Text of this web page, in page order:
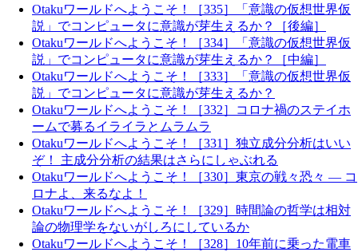
Otakuワールドへようこそ！［335］「意識の仮想世界仮
説」でコンピュータに意識が芽生えるか？［後編］
Otakuワールドへようこそ！［334］「意識の仮想世界仮
説」でコンピュータに意識が芽生えるか？［中編］
Otakuワールドへようこそ！［333］「意識の仮想世界仮
説」でコンピュータに意識が芽生えるか？
Otakuワールドへようこそ！［332］コロナ禍のステイホ
ームで募るイライラとムラムラ
Otakuワールドへようこそ！［331］独立成分分析はいい
ぞ！ 主成分分析の結果はさらにしゃぶれる
Otakuワールドへようこそ！［330］東京の戦々恐々 ― コ
ロナよ、来るなよ！
Otakuワールドへようこそ！［329］時間論の哲学は相対
論の物理学をないがしろにしているか
Otakuワールドへようこそ！［328］10年前に乗った電車